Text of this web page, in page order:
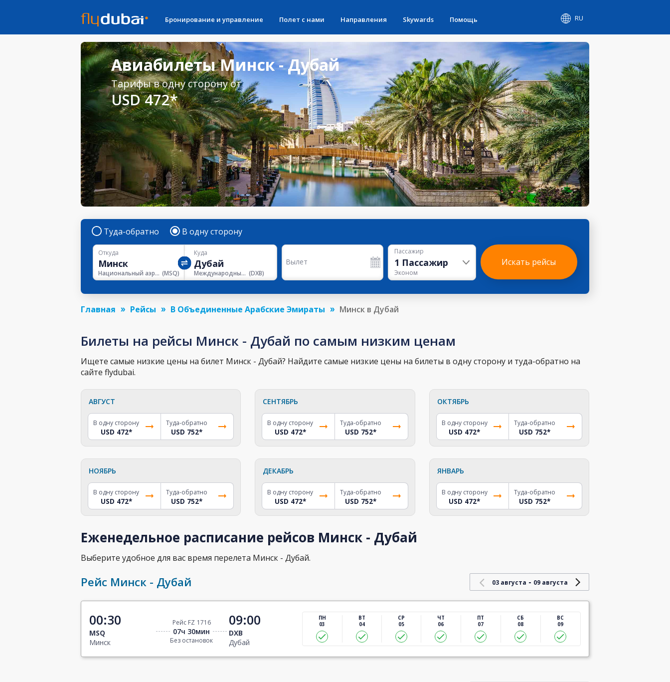
Бронирование и управление Полет с нами Направления Skywards Помощь RU
Авиабилеты Минск - Дубай
Тарифы в одну сторону от
USD 472*
Туда-обратно В одну сторону
Откуда
Национальный аэропорт Минск (MSQ)
Куда
Международный Аэропорт Дубая (DXB)
Вылет
Пассажир
1 Пассажир
Эконом
Искать рейсы
Главная Рейсы В Объединенные Арабские Эмираты Минск в Дубай
Билеты на рейсы Минск - Дубай по самым низким ценам
Ищете самые низкие цены на билет Минск - Дубай? Найдите самые низкие цены на билеты в одну сторону и туда-обратно на
сайте flydubai.
АВГУСТ
В одну сторону
USD 472*
Туда-обратно
USD 752*
СЕНТЯБРЬ
В одну сторону
USD 472*
Туда-обратно
USD 752*
ОКТЯБРЬ
В одну сторону
USD 472*
Туда-обратно
USD 752*
НОЯБРЬ
В одну сторону
USD 472*
Туда-обратно
USD 752*
ДЕКАБРЬ
В одну сторону
USD 472*
Туда-обратно
USD 752*
ЯНВАРЬ
В одну сторону
USD 472*
Туда-обратно
USD 752*
Еженедельное расписание рейсов Минск - Дубай
Выберите удобное для вас время перелета Минск - Дубай.
Рейс Минск - Дубай 03 августа - 09 августа
00:30
MSQ
Минск
Рейс FZ 1716
07ч 30мин
Без остановок
09:00
DXB
Дубай
ПН
03
ВТ
04
СР
05
ЧТ
06
ПТ
07
СБ
08
ВС
09